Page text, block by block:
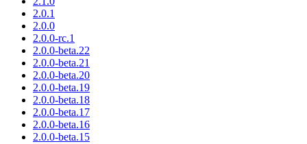
2.0.1
2.0.0
2.0.0-rc.1
2.0.0-beta.22
2.0.0-beta.21
2.0.0-beta.20
2.0.0-beta.19
2.0.0-beta.18
2.0.0-beta.17
2.0.0-beta.16
2.0.0-beta.15